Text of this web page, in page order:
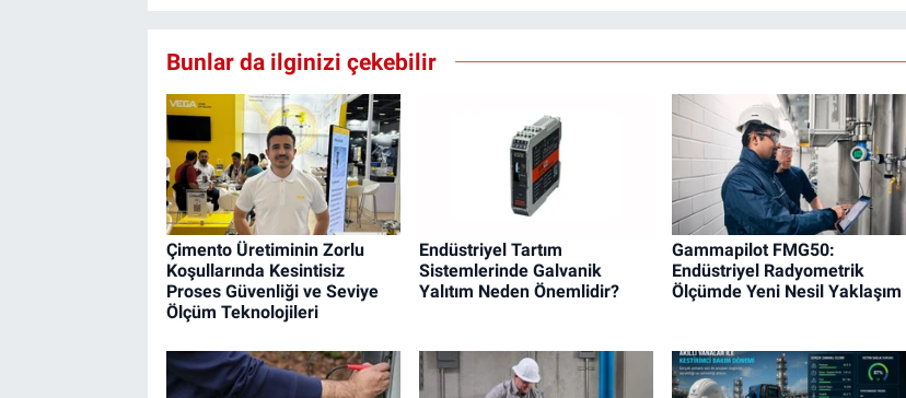
Bunlar da ilginizi çekebilir
Çimento Üretiminin Zorlu
Koşullarında Kesintisiz
Proses Güvenliği ve Seviye
Ölçüm Teknolojileri
Endüstriyel Tartım
Sistemlerinde Galvanik
Yalıtım Neden Önemlidir?
Gammapilot FMG50:
Endüstriyel Radyometrik
Ölçümde Yeni Nesil Yaklaşım